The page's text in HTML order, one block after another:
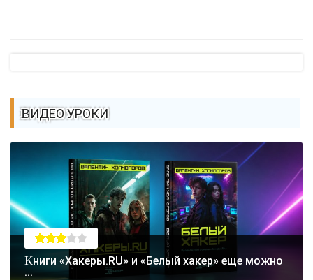
ВИДЕО УРОКИ
Книги «Хакеры.RU» и «Белый хакер» еще можно
...